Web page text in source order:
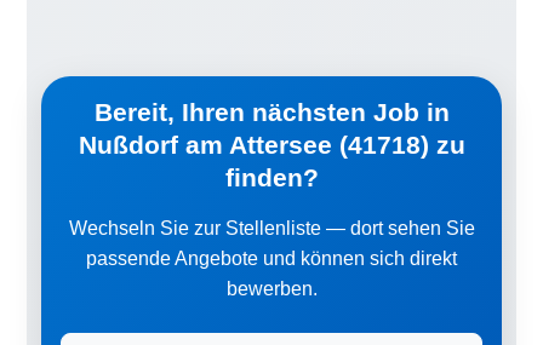
Bereit, Ihren nächsten Job in
Nußdorf am Attersee (41718) zu
finden?
Wechseln Sie zur Stellenliste — dort sehen Sie
passende Angebote und können sich direkt
bewerben.